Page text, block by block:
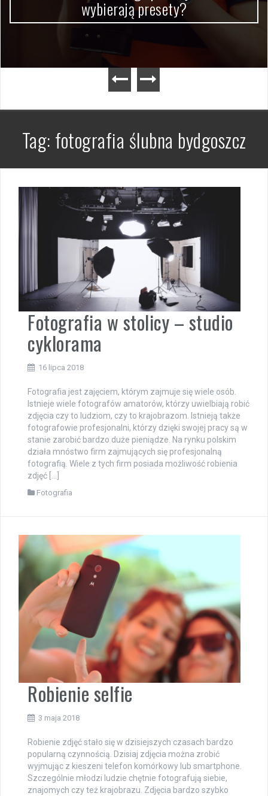
wybierają presety?
Tag: fotografia ślubna bydgoszcz
Fotografia w stolicy – studio
cyklorama
16 lipca 2018
Fotografia jest zajęciem, którym zajmuje się wiele osób.
Istnieje wiele fotografów amatorów, którzy uwielbiają robić
zdjęcia czy to ludziom, czy to krajobrazom. Istnieją także
fotografowie profesjonalni, którzy dzięki swojej pracy są w
stanie zarobić bardzo duże pieniądze. Na rynku polskim
działa mnóstwo firm zajmujących się profesjonalną
fotografią. Wiele z tych firm posiada możliwość robienia
zdjęć […]
Fotografia
Robienie selfie
3 maja 2018
Robienie zdjęć stało się w dzisiejszych czasach bardzo
popularną czynnością. Dzisiaj zdjęcia można zrobić
wyjmując z kieszeni telefon komórkowy lub smartphone.
Szczególnie młodzi ludzie chętnie fotografują siebie,
znajomych czy też krajobrazu. Zdjęcia bardzo szybko